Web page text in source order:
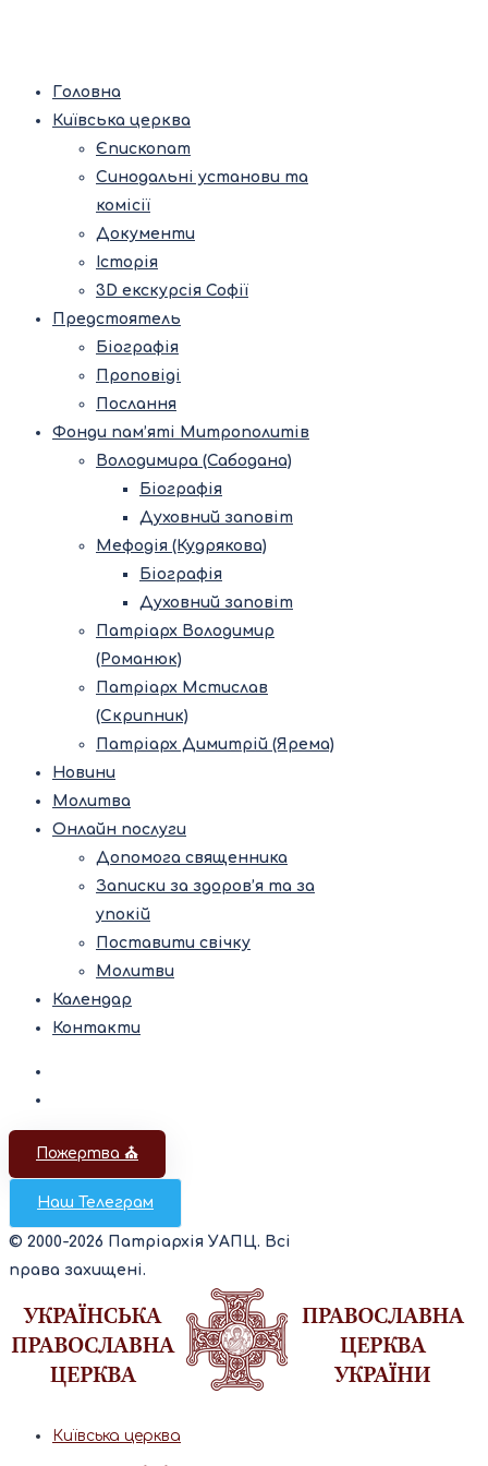
Головна
Київська церква
Єпископат
Синодальні установи та
комісії
Документи
Історія
3D екскурсія Софії
Предстоятель
Біографія
Проповіді
Послання
Фонди пам’яті Митрополитів
Володимира (Сабодана)
Біографія
Духовний заповіт
Мефодія (Кудрякова)
Біографія
Духовний заповіт
Патріарх Володимир
(Романюк)
Патріарх Мстислав
(Скрипник)
Патріарх Димитрій (Ярема)
Новини
Молитва
Онлайн послуги
Допомога священника
Записки за здоров’я та за
упокій
Поставити свічку
Молитви
Календар
Контакти
Пожертва ⛪️
Наш Телеграм
© 2000-2026 Патріархія УАПЦ. Всі
права захищені.
Київська церква